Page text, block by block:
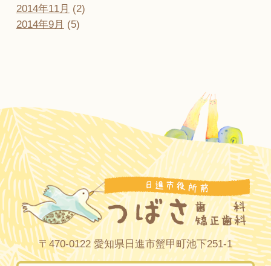
2014年11月 (2)
2014年9月 (5)
〒470-0122 愛知県日進市蟹甲町池下251-1